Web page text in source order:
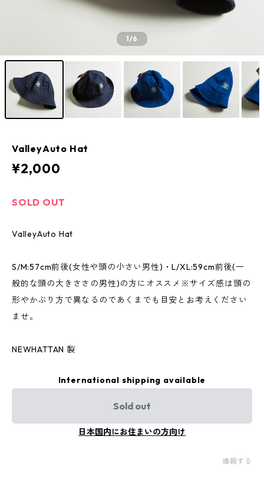
1/6
ValleyAuto Hat
¥2,000
SOLD OUT
ValleyAuto Hat
S/M:57cm前後(女性や頭の小さい男性)・L/XL:59cm前後(一
般的な頭の大きささの男性)の方にオススメ※サイズ感は頭の
形やかぶり方で異なるのであくまでも目安とお考えください
ませ。
NEWHATTAN 製
International shipping available
Sold out
日本国内にお住まいの方向け
通報する